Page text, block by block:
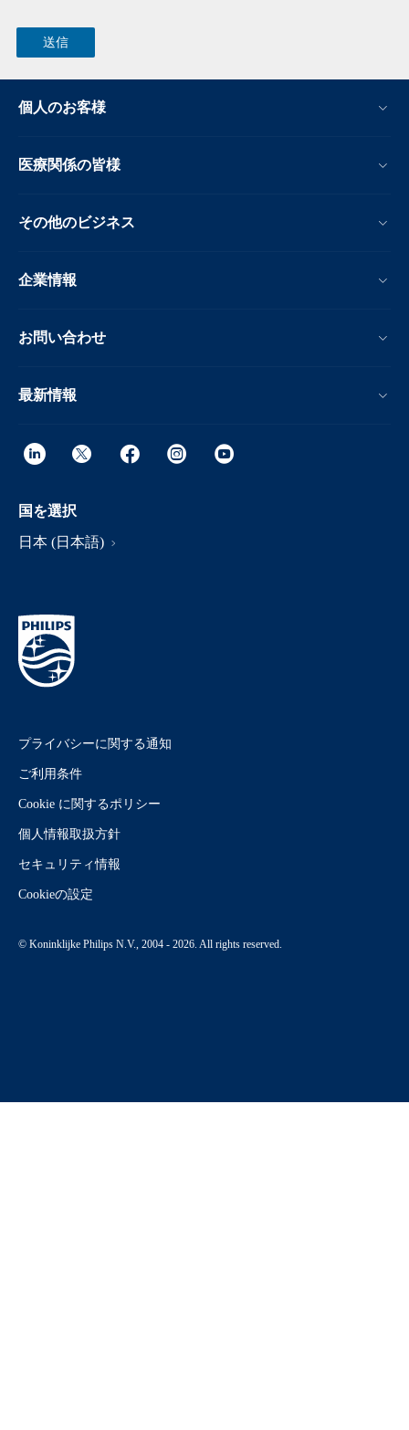
個人のお客様
医療関係の皆様
その他のビジネス
企業情報
お問い合わせ
最新情報
国を選択
日本 (日本語)
プライバシーに関する通知
ご利用条件
Cookie に関するポリシー
個人情報取扱方針
セキュリティ情報
Cookieの設定
© Koninklijke Philips N.V., 2004 - 2026. All rights reserved.